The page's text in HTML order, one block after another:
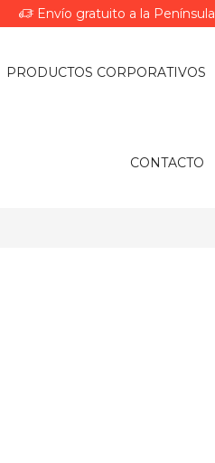
Envío gratuito a la Península
PRODUCTOS CORPORATIVOS
CONTACTO